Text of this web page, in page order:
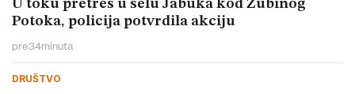
U toku pretres u selu Jabuka kod Zubinog
Potoka, policija potvrdila akciju
pre34minuta
DRUŠTVO